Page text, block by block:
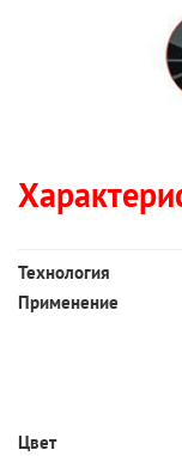
Технология
Применение
Цвет